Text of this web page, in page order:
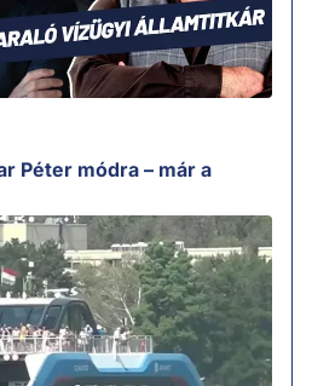
Péter módra – már a